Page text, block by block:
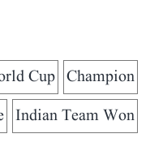
Champion
Cup
Indian Team Won